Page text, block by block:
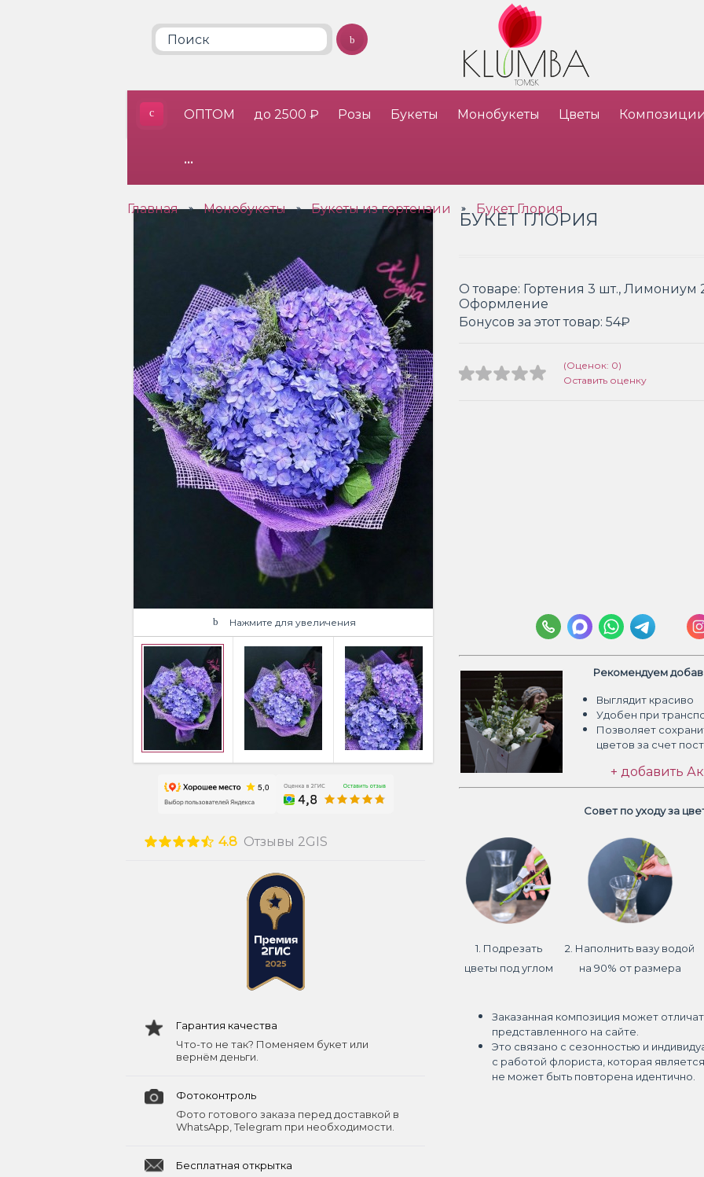
ОПТОМ до 2500 ₽ Розы Букеты Монобукеты Цветы
•••
Главная » Монобукеты » Букеты из гортензии » Букет Глория
Нажмите для увеличения
4.8 Отзывы 2GIS
Гарантия качества
Что-то не так? Поменяем букет или
вернём деньги.
Фотоконтроль
Фото готового заказа перед доставкой в
WhatsApp, Telegram при необходимости.
Бесплатная открытка
БУКЕТ ГЛОРИЯ
О товаре: Гортения 3 шт., Лимониум
Оформление
Бонусов за этот товар: 54₽
(Оценок: 0)
Оставить оценку
Рекомендуем
Выглядит красиво
Удобен при
Позволяет
цветов за счет
+ добавить
Совет по уходу за
1. Подрезать
цветы под углом
2. Наполнить вазу водой
на 90% от размера
Заказанная композиция может
представленного на сайте.
Это связано с сезонностью и
с работой флориста, которая
не может быть повторена идентично.